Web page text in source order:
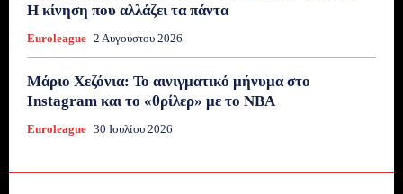
Η κίνηση που αλλάζει τα πάντα
Euroleague 2 Αυγούστου 2026
Μάριο Χεζόνια: Το αινιγματικό μήνυμα στο
Instagram και το «θρίλερ» με το NBA
Euroleague 30 Ιουλίου 2026